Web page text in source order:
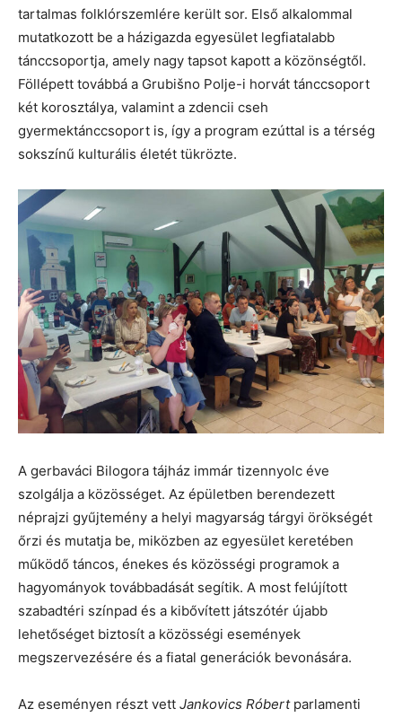
tartalmas folklórszemlére került sor. Első alkalommal
mutatkozott be a házigazda egyesület legfiatalabb
tánccsoportja, amely nagy tapsot kapott a közönségtől.
Föllépett továbbá a Grubišno Polje-i horvát tánccsoport
két korosztálya, valamint a zdencii cseh
gyermektánccsoport is, így a program ezúttal is a térség
sokszínű kulturális életét tükrözte.
A gerbaváci Bilogora tájház immár tizennyolc éve
szolgálja a közösséget. Az épületben berendezett
néprajzi gyűjtemény a helyi magyarság tárgyi örökségét
őrzi és mutatja be, miközben az egyesület keretében
működő táncos, énekes és közösségi programok a
hagyományok továbbadását segítik. A most felújított
szabadtéri színpad és a kibővített játszótér újabb
lehetőséget biztosít a közösségi események
megszervezésére és a fiatal generációk bevonására.
Az eseményen részt vett Jankovics Róbertparlamenti